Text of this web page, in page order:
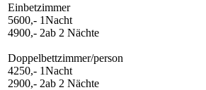
Einbetzimmer
5600,- 1Nacht
4900,- 2ab 2 Nächte
Doppelbettzimmer/person
4250,- 1Nacht
2900,- 2ab 2 Nächte